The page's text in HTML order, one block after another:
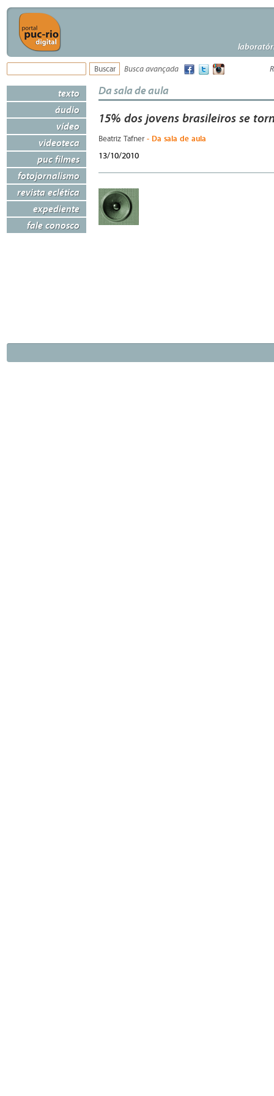
Busca avançada
texto
áudio
vídeo
videoteca
puc filmes
fotojornalismo
revista eclética
expediente
fale conosco
Da sala de aula
15% dos jovens brasileiros se
Beatriz Tafner - Da sala de aula
13/10/2010